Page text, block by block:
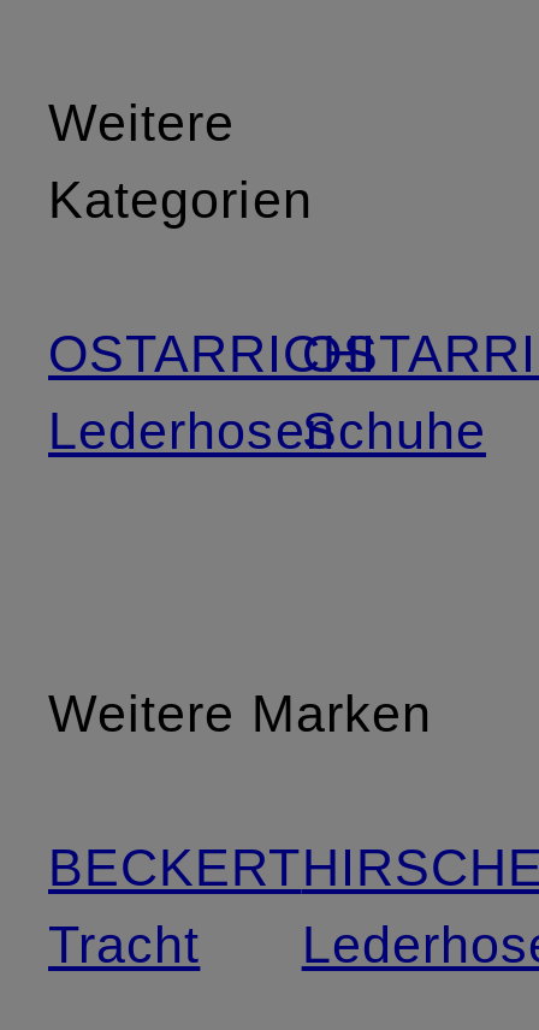
Weitere
Kategorien
OSTARRICHI
LederhosenSchuhe
Weitere Marken
BECKERT
Tracht